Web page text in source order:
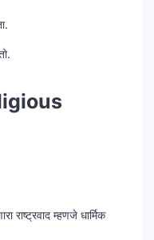
राष्ट्रवाद म्हणजे धार्मिक